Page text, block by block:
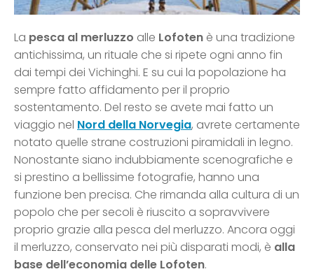
La pesca al merluzzo alle Lofoten è una tradizione
antichissima, un rituale che si ripete ogni anno fin
dai tempi dei Vichinghi. E su cui la popolazione ha
sempre fatto affidamento per il proprio
sostentamento. Del resto se avete mai fatto un
viaggio nel Nord della Norvegia, avrete certamente
notato quelle strane costruzioni piramidali in legno.
Nonostante siano indubbiamente scenografiche e
si prestino a bellissime fotografie, hanno una
funzione ben precisa. Che rimanda alla cultura di un
popolo che per secoli è riuscito a sopravvivere
proprio grazie alla pesca del merluzzo. Ancora oggi
il merluzzo, conservato nei più disparati modi, è alla
base dell’economia delle Lofoten.